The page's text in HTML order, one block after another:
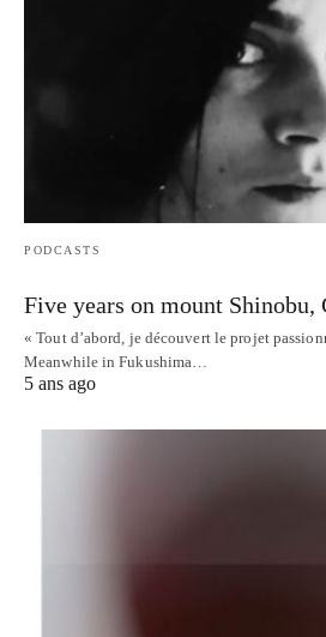
PODCASTS
Five years on mount Shinobu,
« Tout d’abord, je découvert le projet
Meanwhile in Fukushima…
5 ans ago